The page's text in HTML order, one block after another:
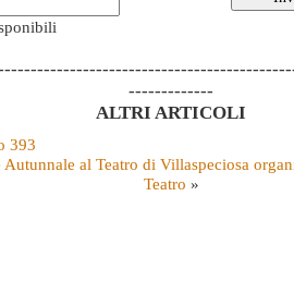
-------------
ALTRI ARTICOLI
393
Autunnale al Teatro di Villaspeciosa
Teatro »